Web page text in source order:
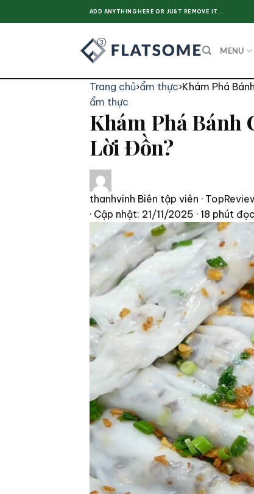
to
ADD ANYTHING HERE OR JUST REMOVE IT...
MENU
Trang chủ›ẩm thực›Khám Phá
ẩm thực
Khám Phá Bánh
Lời Đồn?
thanhvinh Biên tập viên ·
· Cập nhật: 21/11/2025 · 18 phút đọc